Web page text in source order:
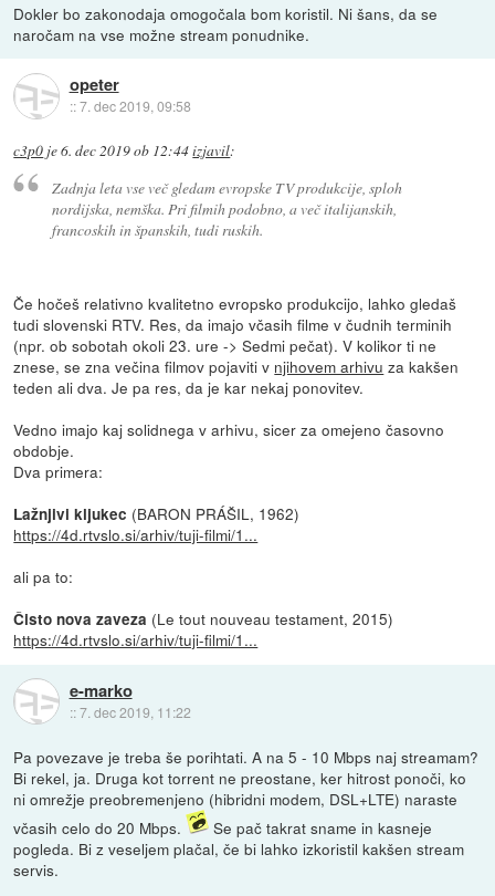
Dokler bo zakonodaja omogočala bom koristil. Ni šans, da se
naročam na vse možne stream ponudnike.
opeter
::7. dec 2019, 09:58
c3p0 je6. dec 2019 ob 12:44izjavil:
Zadnja leta vse več gledam evropske TV produkcije, sploh
nordijska, nemška. Pri filmih podobno, a več italijanskih,
francoskih in španskih, tudi ruskih.
Če hočeš relativno kvalitetno evropsko produkcijo, lahko gledaš
tudi slovenski RTV. Res, da imajo včasih filme v čudnih terminih
(npr. ob sobotah okoli 23. ure -> Sedmi pečat). V kolikor ti ne
znese, se zna večina filmov pojaviti v njihovem arhivu za kakšen
teden ali dva. Je pa res, da je kar nekaj ponovitev.
Vedno imajo kaj solidnega v arhivu, sicer za omejeno časovno
obdobje.
Dva primera:
Lažnjivi kljukec (BARON PRÁŠIL, 1962)
https://4d.rtvslo.si/arhiv/tuji-filmi/1...
ali pa to:
Čisto nova zaveza (Le tout nouveau testament, 2015)
https://4d.rtvslo.si/arhiv/tuji-filmi/1...
e-marko
::7. dec 2019, 11:22
Pa povezave je treba še porihtati. A na 5 - 10 Mbps naj streamam?
Bi rekel, ja. Druga kot torrent ne preostane, ker hitrost ponoči, ko
ni omrežje preobremenjeno (hibridni modem, DSL+LTE) naraste
včasih celo do 20 Mbps.
Se pač takrat sname in kasneje
pogleda. Bi z veseljem plačal, če bi lahko izkoristil kakšen stream
servis.